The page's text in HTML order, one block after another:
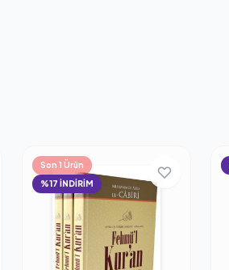
Son 1 Ürün
%17 İNDİRİM